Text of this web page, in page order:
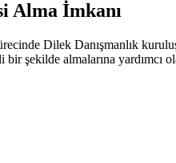
Alma İmkanı
Dilek Danışmanlık
şekilde almalarına yardımcı